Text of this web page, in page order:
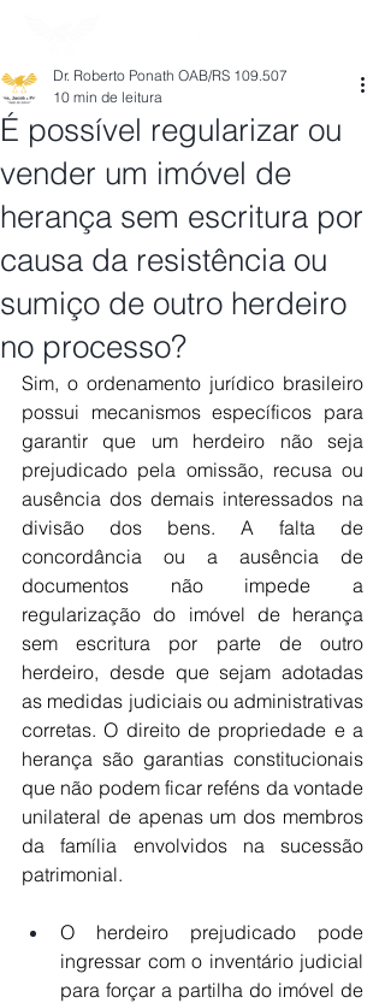
É possível regularizar ou
vender um imóvel de
herança sem escritura por
causa da resistência ou
sumiço de outro herdeiro
no processo?
Dr. Roberto Ponath OAB/RS 109.507
10 min de leitura
Sim, o ordenamento jurídico brasileiro
possui mecanismos específicos para
garantir que um herdeiro não seja
prejudicado pela omissão, recusa ou
ausência dos demais interessados na
divisão dos bens. A falta de
concordância ou a ausência de
documentos não impede a
regularização do imóvel de herança
sem escritura por parte de outro
herdeiro, desde que sejam adotadas
as medidas judiciais ou administrativas
corretas. O direito de propriedade e a
herança são garantias constitucionais
que não podem ficar reféns da vontade
unilateral de apenas um dos membros
da família envolvidos na sucessão
patrimonial.
O herdeiro prejudicado pode
ingressar com o inventário judicial
para forçar a partilha do imóvel de